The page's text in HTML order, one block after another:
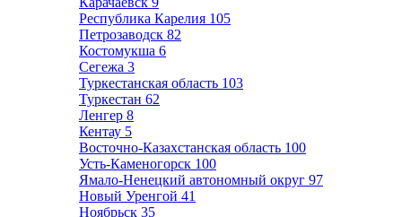
Республика Карелия 105
Петрозаводск 82
Костомукша 6
Сегежа 3
Туркестанская область 103
Туркестан 62
Ленгер 8
Кентау 5
Восточно-Казахстанская область 100
Усть-Каменогорск 100
Ямало-Ненецкий автономный округ 97
Новый Уренгой 41
Ноябрьск 35